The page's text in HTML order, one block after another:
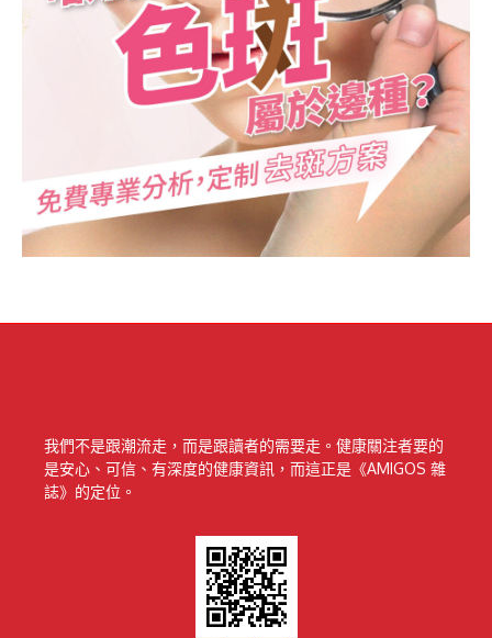
我們不是跟潮流走，而是跟讀者的需要走。健康關注者要的
是安心、可信、有深度的健康資訊，而這正是《AMIGOS 雜
誌》的定位。